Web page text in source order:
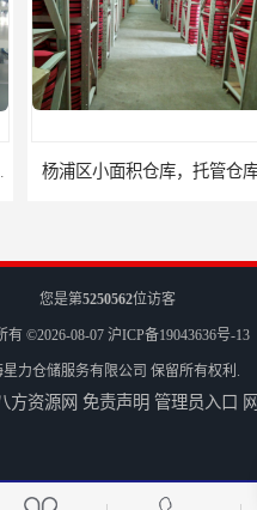
托管仓库
您是第5250562位访客
有 ©2026-08-07 沪ICP备19043636号-13
星力仓储服务有限公司 保留所有权利.
方资源网 免责声明 管理员入口